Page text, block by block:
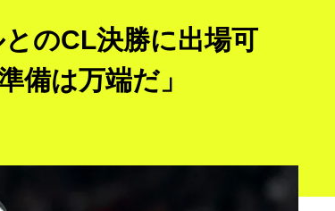
のCL決勝に出場可
は万端だ」